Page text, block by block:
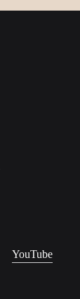
YouTube